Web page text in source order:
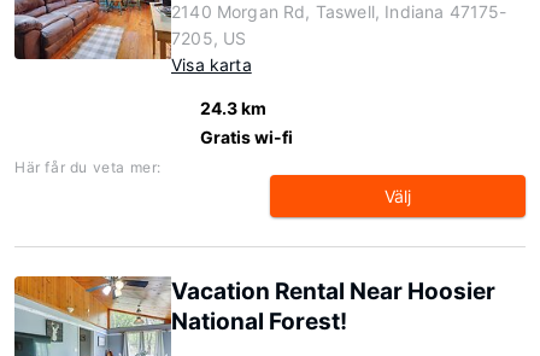
2140 Morgan Rd, Taswell, Indiana 47175-
7205, US
Visa karta
24.3 km
Gratis wi-fi
Här får du veta mer:
Välj
Vacation Rental Near Hoosier
National Forest!